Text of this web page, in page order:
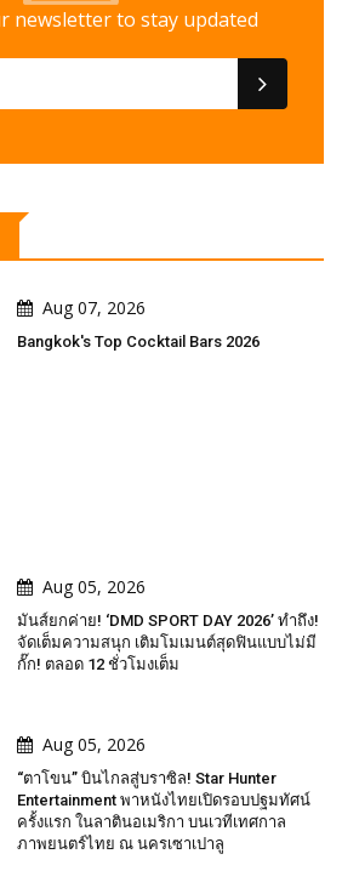
newsletter to stay updated
Aug 07, 2026
Bangkok's Top Cocktail Bars 2026
Aug 05, 2026
มันส์ยกค่าย! ‘DMD SPORT DAY 2026’ ทำถึง!
จัดเต็มความสนุก เติมโมเมนต์สุดฟินแบบไม่มี
กั๊ก! ตลอด 12 ชั่วโมงเต็ม
Aug 05, 2026
“ตาโขน” บินไกลสู่บราซิล! Star Hunter
Entertainment พาหนังไทยเปิดรอบปฐมทัศน์
ครั้งแรก ในลาตินอเมริกา บนเวทีเทศกาล
ภาพยนตร์ไทย ณ นครเซาเปาลู